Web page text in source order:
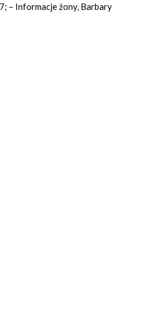
– Informacje żony, Barbary